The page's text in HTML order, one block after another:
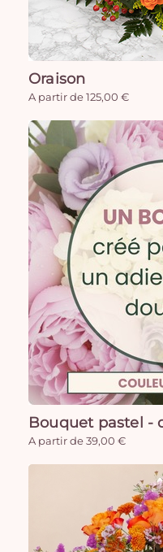
Oraison
A partir de 125,00 €
Bouquet pastel -
A partir de 39,00 €